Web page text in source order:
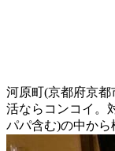
河原町(京都府京
活ならコンコイ。
パパ含む)の中から